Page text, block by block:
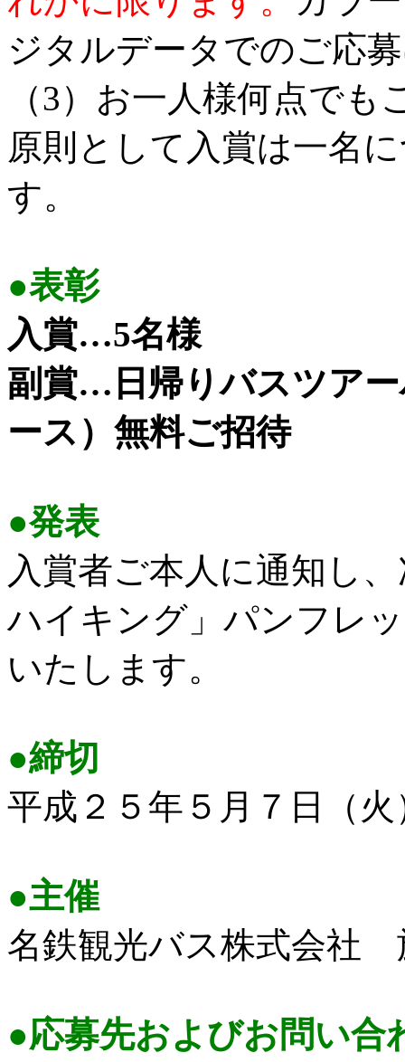
ジタルデータでのご応
（3）お一人様何点で
原則として入賞は一名
す。
●表彰
入賞…5名様
副賞…日帰りバスツアー
ース）無料ご招待
●発表
入賞者ご本人に通知し
ハイキング」パンフレ
いたします。
●締切
平成２５年５月７日（
●主催
名鉄観光バス株式会社
●応募先およびお問い合